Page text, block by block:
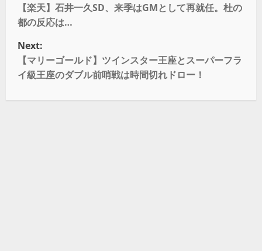
【楽天】石井一久SD、来季はGMとして再就任。杜の
都の反応は…
Next:
【マリーゴールド】ツインスター王座とスーパーフラ
イ級王座のダブル前哨戦は時間切れドロー！